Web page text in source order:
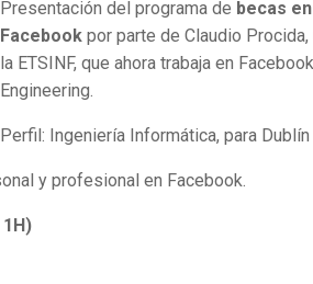
Presentación del programa de becas
Facebook por parte de Claudio
la ETSINF, que ahora trabaja en
Engineering.
Perfil: Ingeniería Informática, para Dublín
y profesional en Facebook.